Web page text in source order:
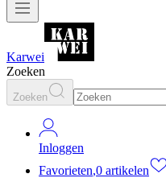
Karwei
Zoeken
Zoeken
Inloggen
Favorieten,0 artikelen